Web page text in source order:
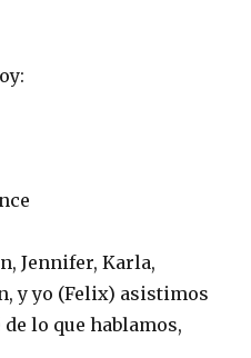
Jennifer, Karla,
y yo (Felix) asistimos
lo que hablamos,